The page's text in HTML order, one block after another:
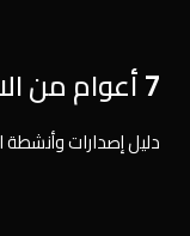
7 أعوام من الانجازات
دليل إصدارات وأنشطة